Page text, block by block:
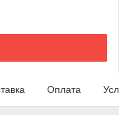
Оплата